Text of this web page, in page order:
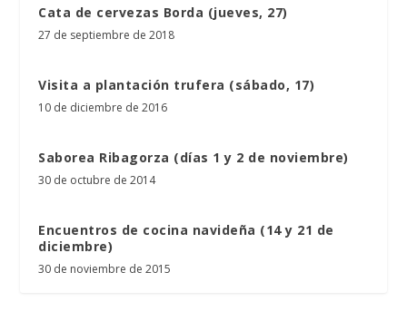
Cata de cervezas Borda (jueves, 27)
27 de septiembre de 2018
Visita a plantación trufera (sábado, 17)
10 de diciembre de 2016
Saborea Ribagorza (días 1 y 2 de noviembre)
30 de octubre de 2014
Encuentros de cocina navideña (14 y 21 de
diciembre)
30 de noviembre de 2015